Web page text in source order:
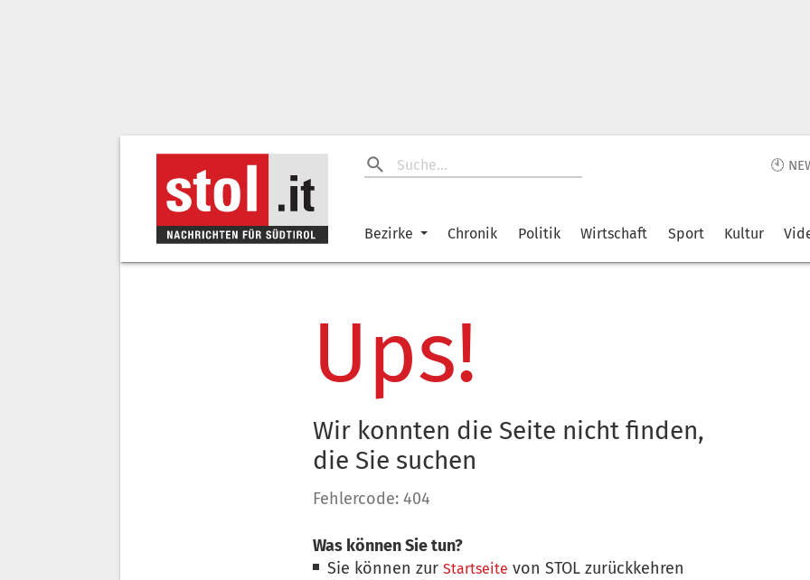
🕙
Bezirke Chronik Politik Wirtschaft Sport Kultur
Ups!
Wir konnten die Seite nicht finden,
die Sie suchen
Fehlercode: 404
Was können Sie tun?
Sie können zurStartseite von STOL zurückkehren